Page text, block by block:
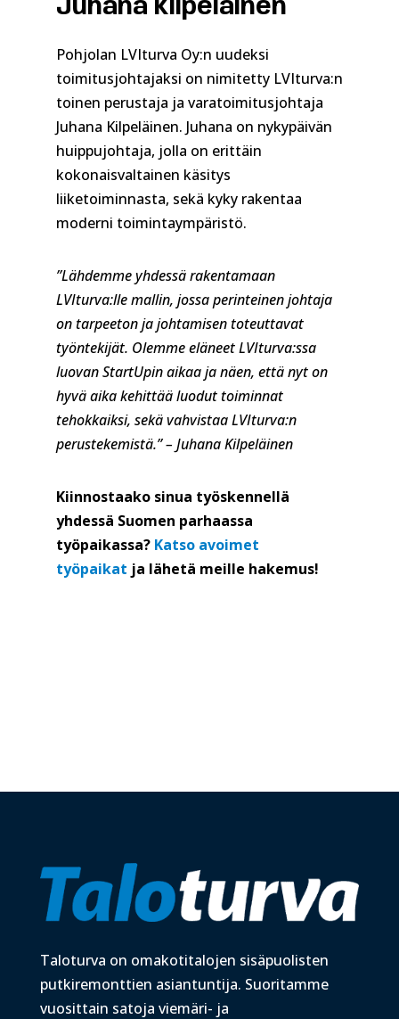
Juhana Kilpeläinen
Pohjolan LVIturva Oy:n uudeksi
toimitusjohtajaksi on nimitetty LVIturva:n
toinen perustaja ja varatoimitusjohtaja
Juhana Kilpeläinen. Juhana on nykypäivän
huippujohtaja, jolla on erittäin
kokonaisvaltainen käsitys
liiketoiminnasta, sekä kyky rakentaa
moderni toimintaympäristö.
”Lähdemme yhdessä rakentamaan
LVIturva:lle mallin, jossa perinteinen johtaja
on tarpeeton ja johtamisen toteuttavat
työntekijät. Olemme eläneet LVIturva:ssa
luovan StartUpin aikaa ja näen, että nyt on
hyvä aika kehittää luodut toiminnat
tehokkaiksi, sekä vahvistaa LVIturva:n
perustekemistä.”– Juhana Kilpeläinen
Kiinnostaako sinua työskennellä
yhdessä Suomen parhaassa
työpaikassa? Katso avoimet
työpaikat ja lähetä meille hakemus!
Taloturva on omakotitalojen sisäpuolisten
putkiremonttien asiantuntija. Suoritamme
vuosittain satoja viemäri- ja